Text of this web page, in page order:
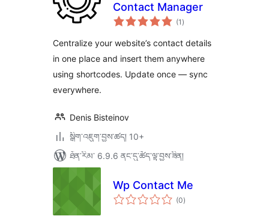
Contact Manager
(1 གདེང་
འཇོག་
ཚང་།
)
Centralize your website’s contact details
in one place and insert them anywhere
using shortcodes. Update once — sync
everywhere.
Denis Bisteinov
སྒྲིག་འཇུག་བྱས་ཚད། 10+
ཐོན་རིམ་ 6.9.6 ནང་དུ་ཚོད་ལྟ་བྱས་ཟིན།
Wp Contact Me
(0གདེང་
འཇོག་
)